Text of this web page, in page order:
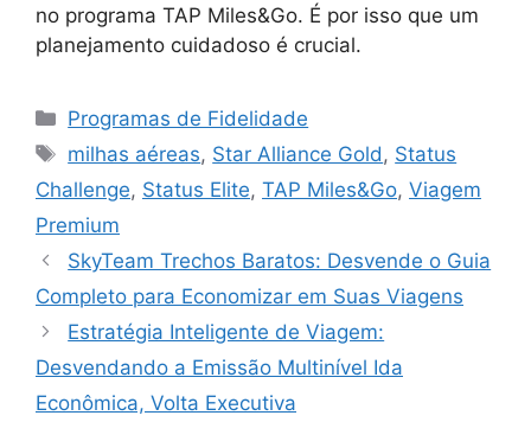
no programa TAP Miles&Go. É por isso que um
planejamento cuidadoso é crucial.
Categorias
Programas de Fidelidade
Tags
milhas aéreas, Star Alliance Gold, Status
Challenge, Status Elite, TAP Miles&Go, Viagem
Premium
SkyTeam Trechos Baratos: Desvende o Guia
Completo para Economizar em Suas Viagens
Estratégia Inteligente de Viagem:
Desvendando a Emissão Multinível Ida
Econômica, Volta Executiva